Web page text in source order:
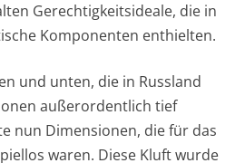
Gerechtigkeitsideale, die in
Komponenten enthielten.
und unten, die in Russland
außerordentlich tief
nun Dimensionen, die für das
waren. Diese Kluft wurde